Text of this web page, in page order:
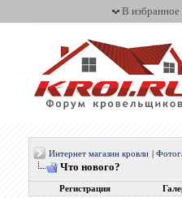
В избранное
Интернет магазин кровли
Что нового?
Регистрация